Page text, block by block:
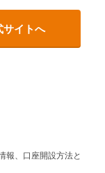
サイトへ
報、口座開設方法と